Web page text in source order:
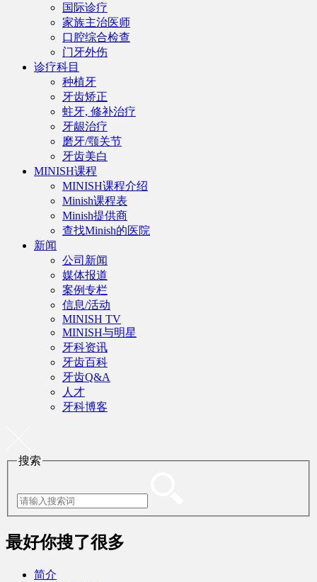
国际诊疗
家族主治医师
口腔综合检查
门牙外伤
诊疗科目
种植牙
牙齿矫正
蛀牙, 修补治疗
牙龈治疗
磨牙/颚关节
牙齿美白
MINISH课程
MINISH课程介绍
Minish课程表
Minish提供商
查找Minish的医院
新闻
公司新闻
媒体报道
案例专栏
信息/活动
MINISH TV
MINISH与明星
牙科资讯
牙齿百科
牙齿Q&A
人才
牙科博客
搜索
最好你搜了很多
简介